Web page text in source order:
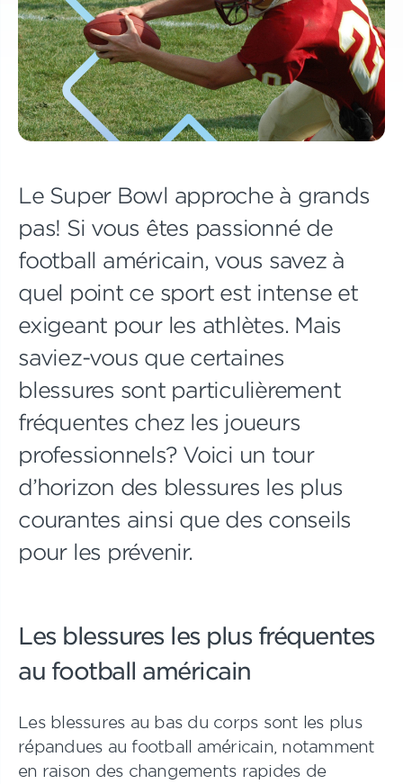
Le Super Bowl approche à grands
pas! Si vous êtes passionné de
football américain, vous savez à
quel point ce sport est intense et
exigeant pour les athlètes. Mais
saviez-vous que certaines
blessures sont particulièrement
fréquentes chez les joueurs
professionnels? Voici un tour
d’horizon des blessures les plus
courantes ainsi que des conseils
pour les prévenir.
Les blessures les plus fréquentes
au football américain
Les blessures au bas du corps sont les plus
répandues au football américain, notamment
en raison des changements rapides de